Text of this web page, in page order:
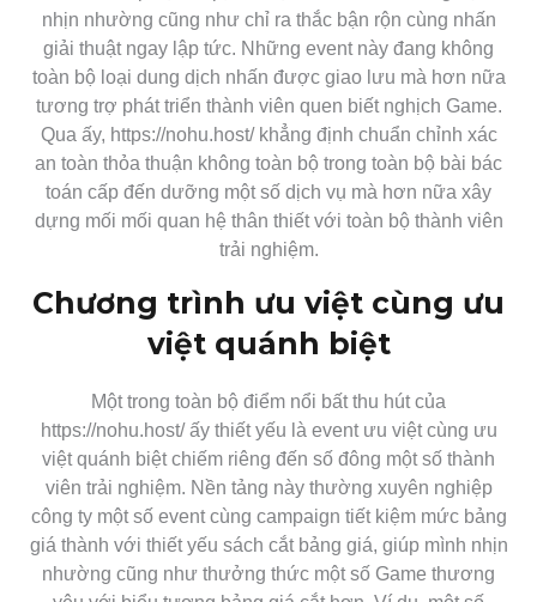
nhịn nhường cũng như chỉ ra thắc bận rộn cùng nhấn
giải thuật ngay lập tức. Những event này đang không
toàn bộ loại dung dịch nhấn được giao lưu mà hơn nữa
tương trợ phát triển thành viên quen biết nghịch Game.
Qua ấy, https://nohu.host/ khẳng định chuẩn chỉnh xác
an toàn thỏa thuận không toàn bộ trong toàn bộ bài bác
toán cấp đến dưỡng một số dịch vụ mà hơn nữa xây
dựng mối mối quan hệ thân thiết với toàn bộ thành viên
trải nghiệm.
Chương trình ưu việt cùng ưu
việt quánh biệt
Một trong toàn bộ điểm nổi bất thu hút của
https://nohu.host/ ấy thiết yếu là event ưu việt cùng ưu
việt quánh biệt chiếm riêng đến số đông một số thành
viên trải nghiệm. Nền tảng này thường xuyên nghiệp
công ty một số event cùng campaign tiết kiệm mức bảng
giá thành với thiết yếu sách cắt bảng giá, giúp mình nhịn
nhường cũng như thưởng thức một số Game thương